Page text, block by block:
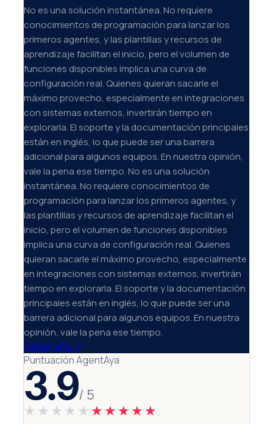
No es una solución instantánea. No requiere
conocimientos de programación para lanzar los
primeros agentes, y las plantillas y recursos de
aprendizaje facilitan el inicio, pero el volumen de
funciones disponibles implica una curva de
configuración real. Quienes quieran sacarle el
máximo provecho, especialmente en integraciones
con sistemas externos, invertirán tiempo en
explorarla. El soporte y la documentación principales
están en inglés, lo que puede ser una barrera
adicional para algunos equipos. En nuestra opinión,
vale la pena ese tiempo. No es una solución
instantánea. No requiere conocimientos de
programación para lanzar los primeros agentes, y
las plantillas y recursos de aprendizaje facilitan el
inicio, pero el volumen de funciones disponibles
implica una curva de configuración real. Quienes
quieran sacarle el máximo provecho, especialmente
en integraciones con sistemas externos, invertirán
tiempo en explorarla. El soporte y la documentación
principales están en inglés, lo que puede ser una
barrera adicional para algunos equipos. En nuestra
opinión, vale la pena ese tiempo.
Visitar sitio ↗
Puntuación AgentAya
3.9/ 5
★★★★★ ★★★★★